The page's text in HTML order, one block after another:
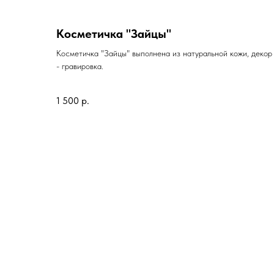
Косметичка "Зайцы"
Косметичка "Зайцы" выполнена из натуральной кожи, декор
- гравировка.
1 500 р.